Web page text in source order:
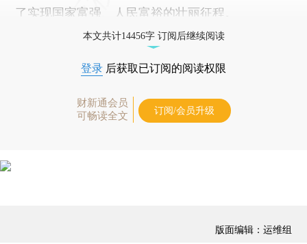
了实现国家富强、人民富裕的壮丽征程。
本文共计14456字 订阅后继续阅读
登录 后获取已订阅的阅读权限
财新通会员
可畅读全文
订阅/会员升级
版面编辑：运维组